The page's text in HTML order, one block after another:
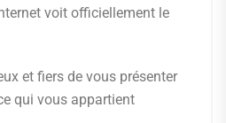
voit officiellement le
et fiers de vous présenter
qui vous appartient